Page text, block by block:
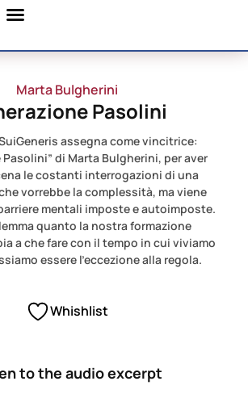
Marta Bulgherini
Pasolini
assegna come vincitrice:
Pasolini” di Marta Bulgherini, per aver
le costanti interrogazioni di una
vorrebbe la complessità, ma viene
mentali imposte e autoimposte.
quanto la nostra formazione
a che fare con il tempo in cui viviamo
essere l’eccezione alla regola.
Whishlist
to the audio excerpt